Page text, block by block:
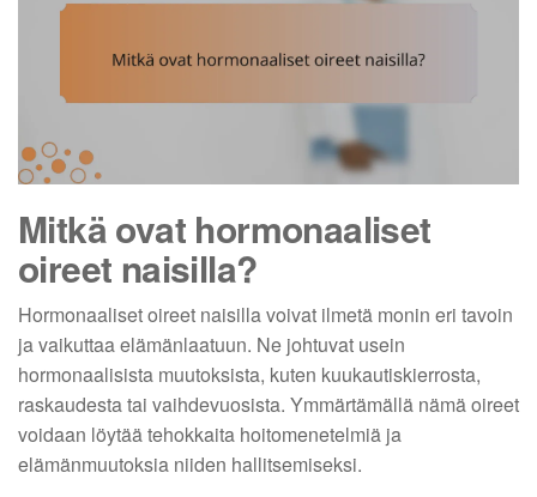
Mitkä ovat hormonaaliset
oireet naisilla?
Hormonaaliset oireet naisilla voivat ilmetä monin eri tavoin
ja vaikuttaa elämänlaatuun. Ne johtuvat usein
hormonaalisista muutoksista, kuten kuukautiskierrosta,
raskaudesta tai vaihdevuosista. Ymmärtämällä nämä oireet
voidaan löytää tehokkaita hoitomenetelmiä ja
elämänmuutoksia niiden hallitsemiseksi.